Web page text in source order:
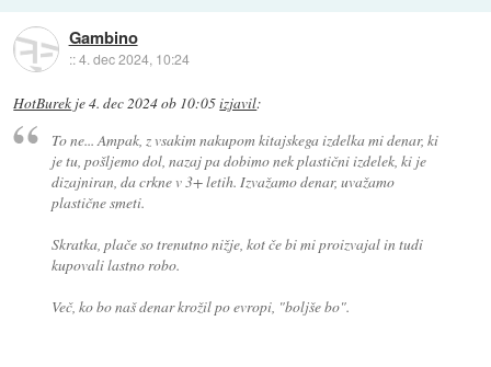
Gambino
::4. dec 2024, 10:24
HotBurek je4. dec 2024 ob 10:05izjavil:
To ne... Ampak, z vsakim nakupom kitajskega izdelka mi denar, ki
je tu, pošljemo dol, nazaj pa dobimo nek plastični izdelek, ki je
dizajniran, da crkne v 3+ letih. Izvažamo denar, uvažamo
plastične smeti.
Skratka, plače so trenutno nižje, kot če bi mi proizvajal in tudi
kupovali lastno robo.
Več, ko bo naš denar krožil po evropi, "boljše bo".